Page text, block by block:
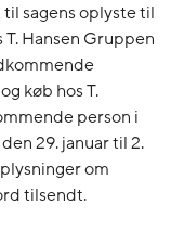
sagens oplyste til
Hansen Gruppen
køb hos T.
person i
29. januar til 2.
om
tilsendt.